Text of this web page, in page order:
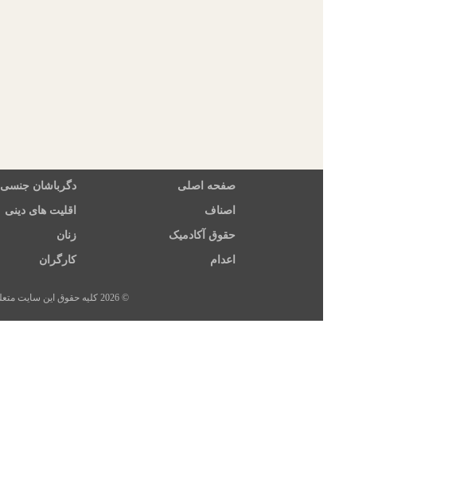
صفحه اصلی دگرباشان جنسی
اصناف اقلیت های دینی
حقوق آکادمیک زنان
اعدام کارگران
© 2026 کلیه حقوق این سایت متعلق به خبرگزاری هرانا، ارگان خبری مجموعه فعالان حقوق بشر در ایران است